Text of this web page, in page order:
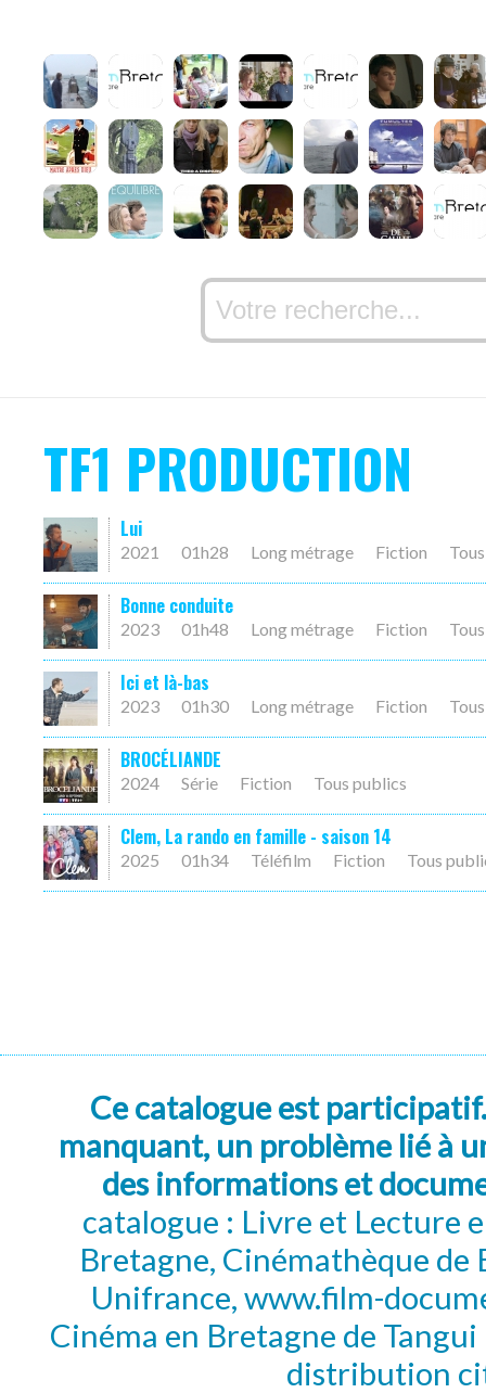
TF1 PRODUCTION
Lui
2021 01h28 Long métrage Fiction
Bonne conduite
2023 01h48 Long métrage Fiction
Ici et là-bas
2023 01h30 Long métrage Fiction
BROCÉLIANDE
2024 Série Fiction Tous publics
Clem, La rando en famille - saison 14
2025 01h34 Téléfilm Fiction Tous
Ce catalogue est
manquant, un problème lié à
des informations et
catalogue : Livre et Lecture
Bretagne, Cinémathèque de
Unifrance, www.film-
Cinéma en Bretagne de
distribution